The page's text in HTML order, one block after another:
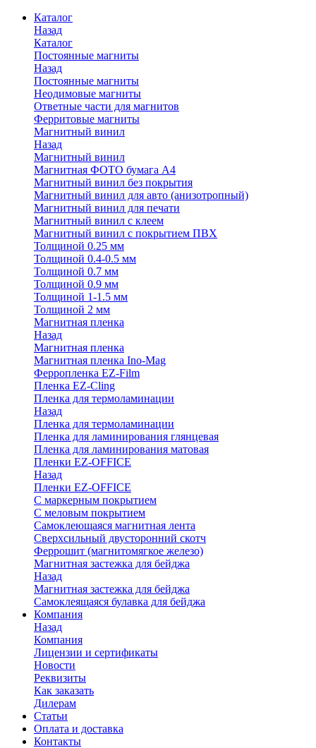
Каталог
Назад
Каталог
Постоянные магниты
Назад
Постоянные магниты
Неодимовые магниты
Ответные части для магнитов
Ферритовые магниты
Магнитный винил
Назад
Магнитный винил
Магнитная ФОТО бумага А4
Магнитный винил без покрытия
Магнитный винил для авто (анизотропный)
Магнитный винил для печати
Магнитный винил с клеем
Магнитный винил с покрытием ПВХ
Толщиной 0.25 мм
Толщиной 0.4-0.5 мм
Толщиной 0.7 мм
Толщиной 0.9 мм
Толщиной 1-1.5 мм
Толщиной 2 мм
Магнитная пленка
Назад
Магнитная пленка
Магнитная пленка Ino-Mag
Ферропленка EZ-Film
Пленка EZ-Cling
Пленка для термоламинации
Назад
Пленка для термоламинации
Пленка для ламинирования глянцевая
Пленка для ламинирования матовая
Пленки EZ-OFFICE
Назад
Пленки EZ-OFFICE
С маркерным покрытием
С меловым покрытием
Самоклеющаяся магнитная лента
Сверхсильный двусторонний скотч
Феррошит (магнитомягкое железо)
Магнитная застежка для бейджа
Назад
Магнитная застежка для бейджа
Самоклеящаяся булавка для бейджа
Компания
Назад
Компания
Лицензии и сертификаты
Новости
Реквизиты
Как заказать
Дилерам
Статьи
Оплата и доставка
Контакты